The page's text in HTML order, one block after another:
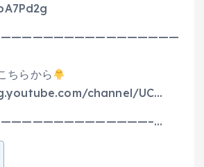
ちらから
channel/UC…